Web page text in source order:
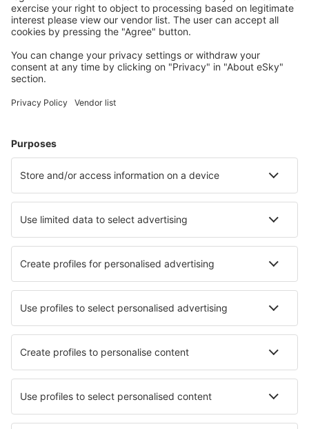
Milos National Airport (MLO)
Mykonos Airport (JMK)
Mitylena Intl Airport (MJT)
Paros Airport (PAS)
Preveza Lefkada Aktion (PVK)
Santorini Kamari (JTR)
Skiathos Airport (JSI)
Skyros Airport (SKU)
Syros Airport (JSY)